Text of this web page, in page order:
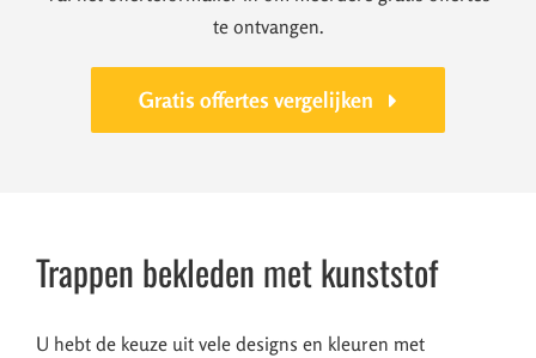
te ontvangen.
Gratis offertes vergelijken
Trappen bekleden met kunststof
U hebt de keuze uit vele designs en kleuren met